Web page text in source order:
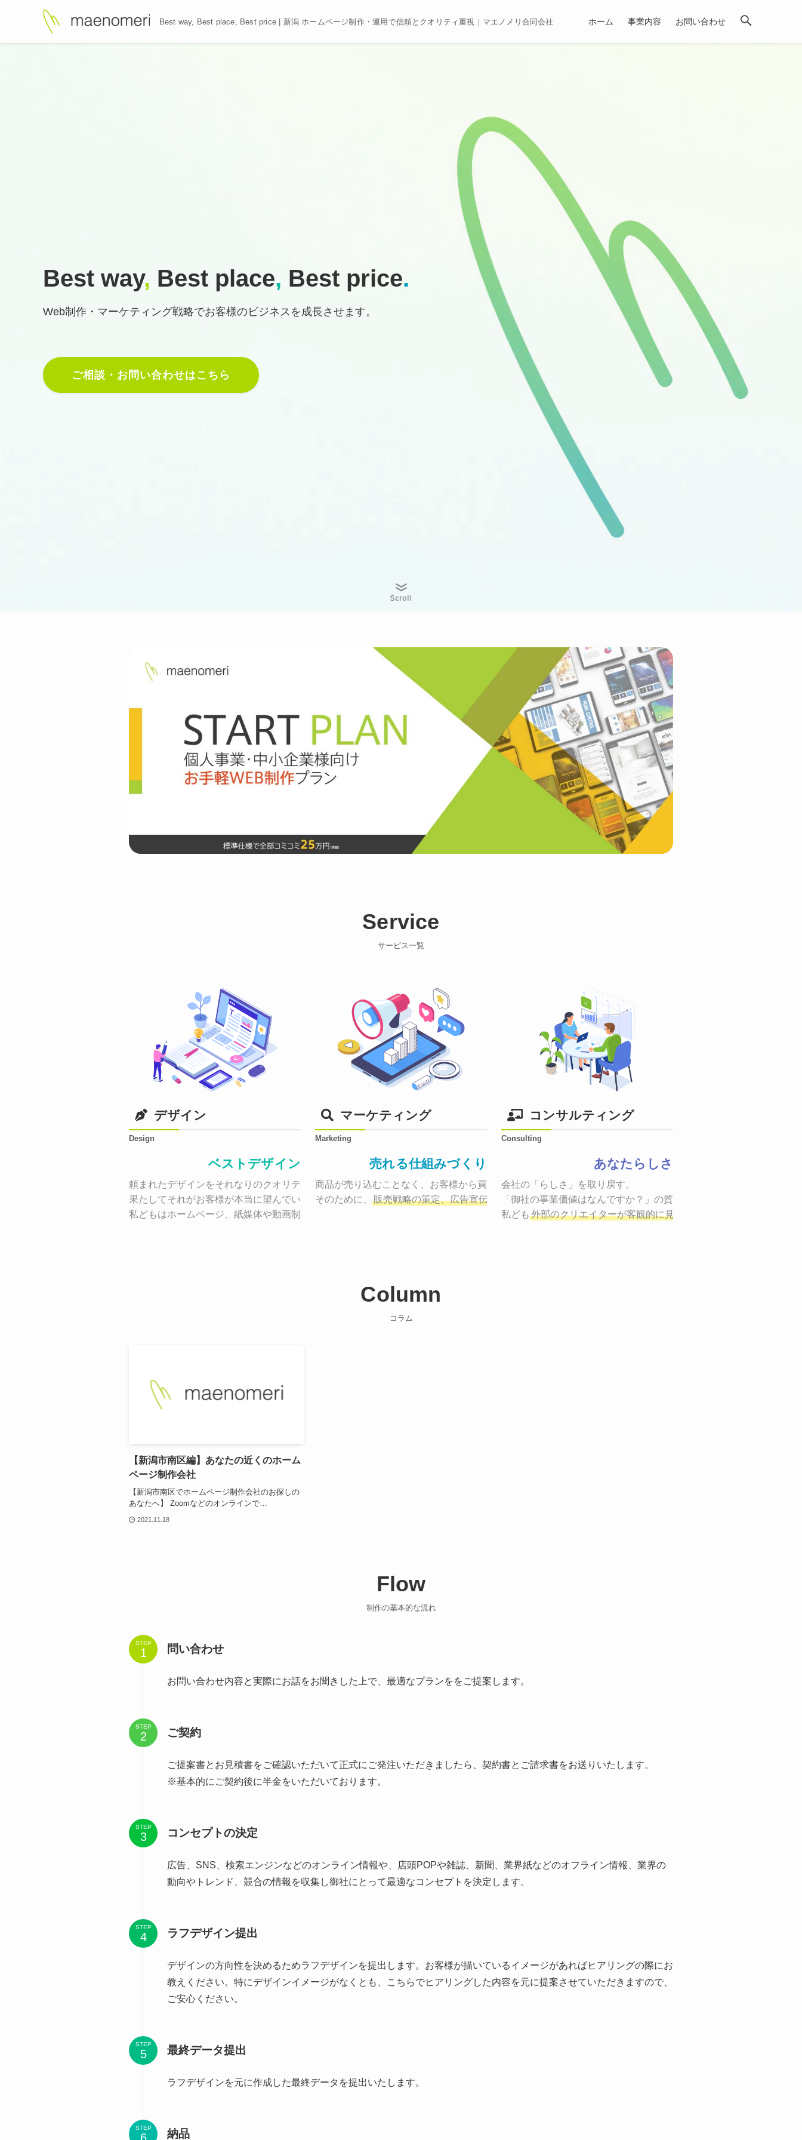
Best way, Best place, Best price | 新潟 ホームページ制作・運用で信頼とクオリティ重視｜マエノメリ合同会社 ホーム 事業内容 お問い合わせ
Best way, Best place, Best price.
Web制作・マーケティング戦略でお客様のビジネスを成長させます。
ご相談・お問い合わせはこちら
Scroll
Service
サービス一覧
デザイン
Design
ベストデザイン
頼まれたデザインをそれなりのクオリティーで作り納品する。
果たしてそれがお客様が本当に望んでいた、デザインのゴールでしょうか。
私どもはホームページ、紙媒体や動画制作まで
お客様のサービスを適した場所へ届けるために、適切な方法を企画しご提案いたします。
マーケティング
Marketing
売れる仕組みづくり
商品が売り込むことなく、お客様から買いたくなる状態をつくるために、適した場所へ適切なターゲットに向け
そのために、
販売戦略の策定、広告宣伝に効果検証までの一連のプロセスを考え実行・検証・修正
コンサルティング
Consulting
あなたらしさ
会社の「らしさ」を取り戻す。
「御社の事業価値はなんですか？」の質問に答えることはできるでし
私ども 外部のクリエイターが客観的に見ながら最終的な絵を描き、
Column
コラム
【新潟市南区編】あなたの近くのホーム
ページ制作会社
【新潟市南区でホームページ制作会社のお探しの
あなたへ】 Zoomなどのオンラインで…
2021.11.18
Flow
制作の基本的な流れ
STEP 問い合わせ
お問い合わせ内容と実際にお話をお聞きした上で、最適なプランををご提案します。
STEP ご契約
ご提案書とお見積書をご確認いただいて正式にご発注いただきましたら、契約書とご請求書をお送りいたします。
※基本的にご契約後に半金をいただいております。
STEP コンセプトの決定
広告、SNS、検索エンジンなどのオンライン情報や、店頭POPや雑誌、新聞、業界紙などのオフライン情報、業界の
動向やトレンド、競合の情報を収集し御社にとって最適なコンセプトを決定します。
STEP ラフデザイン提出
デザインの方向性を決めるためラフデザインを提出します。お客様が描いているイメージがあればヒアリングの際にお
教えください。特にデザインイメージがなくとも、こちらでヒアリングした内容を元に提案させていただきますので、
ご安心ください。
STEP 最終データ提出
ラフデザインを元に作成した最終データを提出いたします。
STEP 納品